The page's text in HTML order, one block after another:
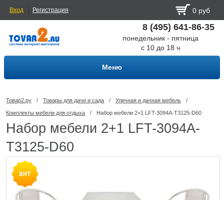
Вход Регистрация 0 руб
8 (495) 641-86-35
понедельник - пятница
с 10 до 18 ч
Меню
Товар2.ру / Товары для дачи и сада / Уличная и дачная мебель /
Комплекты мебели для отдыха / Набор мебели 2+1 LFT-3094A-T3125-D60
Набор мебели 2+1 LFT-3094A-
T3125-D60